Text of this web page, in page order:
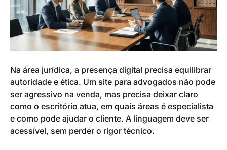
Na área jurídica, a presença digital precisa equilibrar
autoridade e ética. Um site para advogados não pode
ser agressivo na venda, mas precisa deixar claro
como o escritório atua, em quais áreas é especialista
e como pode ajudar o cliente. A linguagem deve ser
acessível, sem perder o rigor técnico.